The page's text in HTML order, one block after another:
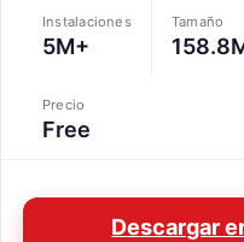
Instalaciones
5M+
Tamaño
Precio
Free
Descargar